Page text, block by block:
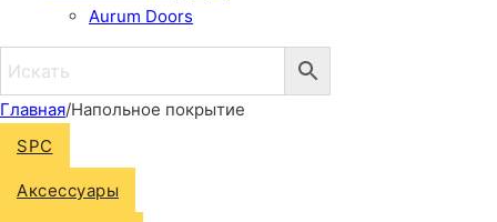
Aurum Doors
Главная/Напольное покрытие
SPC
Аксессуары